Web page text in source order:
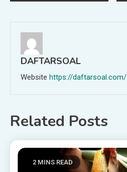
DAFTARSOAL
Website https://daftarsoal.com/
Related Posts
2 MINS READ